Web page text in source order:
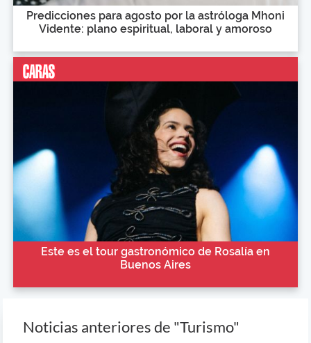
Predicciones para agosto por la astróloga Mhoni
Vidente: plano espiritual, laboral y amoroso
Este es el tour gastronómico de Rosalía en
Buenos Aires
Noticias anteriores de "Turismo"